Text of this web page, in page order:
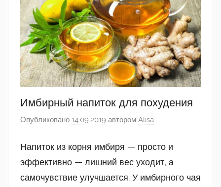
Имбирный напиток для похудения
Опубликовано 14.09.2019 автором Alisa
Напиток из корня имбиря — просто и
эффективно — лишний вес уходит, а
самочувствие улучшается. У имбирного чая